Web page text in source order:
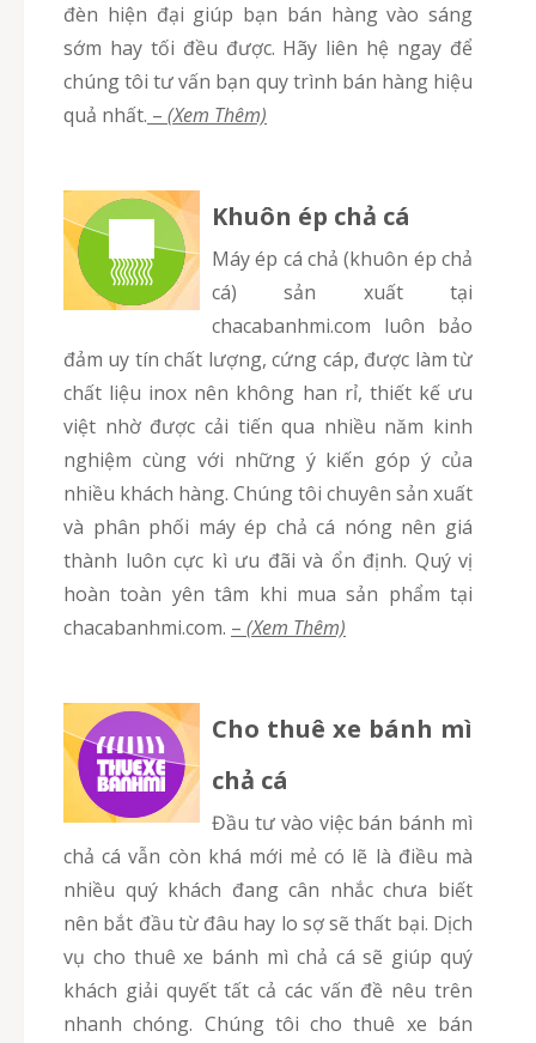
đèn hiện đại giúp bạn bán hàng vào sáng
sớm hay tối đều được. Hãy liên hệ ngay để
chúng tôi tư vấn bạn quy trình bán hàng hiệu
quả nhất. – (Xem Thêm)
Khuôn ép chả cá
Máy ép cá chả (khuôn ép chả
cá) sản xuất tại
chacabanhmi.com luôn bảo
đảm uy tín chất lượng, cứng cáp, được làm từ
chất liệu inox nên không han rỉ, thiết kế ưu
việt nhờ được cải tiến qua nhiều năm kinh
nghiệm cùng với những ý kiến góp ý của
nhiều khách hàng. Chúng tôi chuyên sản xuất
và phân phối máy ép chả cá nóng nên giá
thành luôn cực kì ưu đãi và ổn định. Quý vị
hoàn toàn yên tâm khi mua sản phẩm tại
chacabanhmi.com. – (Xem Thêm)
Cho thuê xe bánh mì
chả cá
Đầu tư vào việc bán bánh mì
chả cá vẫn còn khá mới mẻ có lẽ là điều mà
nhiều quý khách đang cân nhắc chưa biết
nên bắt đầu từ đâu hay lo sợ sẽ thất bại. Dịch
vụ cho thuê xe bánh mì chả cá sẽ giúp quý
khách giải quyết tất cả các vấn đề nêu trên
nhanh chóng. Chúng tôi cho thuê xe bán